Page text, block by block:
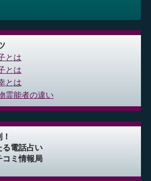
とは
とは
とは
霊能者の違い
る電話占い
コミ情報局